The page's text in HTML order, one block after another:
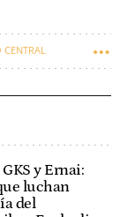
y Ernai:
luchan
del